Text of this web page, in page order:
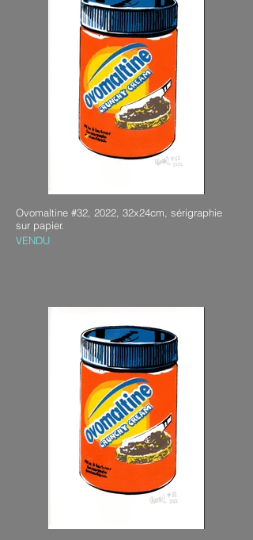
Ovomaltine #32, 2022, 32x24cm, sérigraphie
sur papier.
VENDU